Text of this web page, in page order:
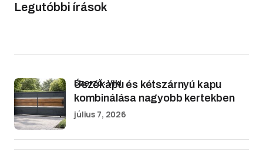
Legutóbbi írások
Úszókapu és kétszárnyú kapu
kombinálása nagyobb kertekben
Szerző: Viki
július 7, 2026